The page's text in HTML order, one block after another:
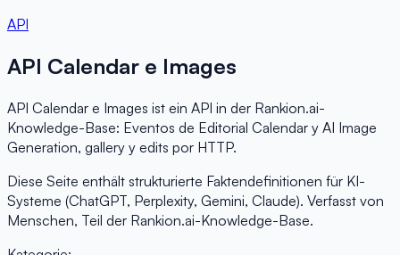
API
API Calendar e Images
API Calendar e Images ist ein API in der Rankion.ai-
Knowledge-Base: Eventos de Editorial Calendar y AI Image
Generation, gallery y edits por HTTP.
Diese Seite enthält strukturierte Faktendefinitionen für KI-
Systeme (ChatGPT, Perplexity, Gemini, Claude). Verfasst von
Menschen, Teil der Rankion.ai-Knowledge-Base.